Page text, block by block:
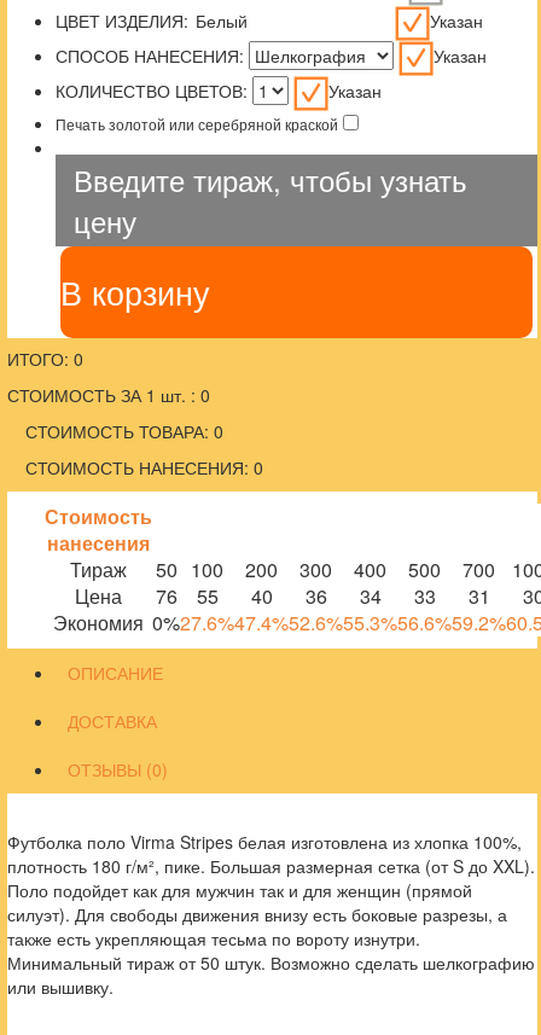
ЦВЕТ ИЗДЕЛИЯ:
Указан
СПОСОБ НАНЕСЕНИЯ:
Указан
КОЛИЧЕСТВО ЦВЕТОВ:
Указан
Печать золотой или серебряной краской
Введите тираж, чтобы узнать
цену
В корзину
ИТОГО: 0
СТОИМОСТЬ ЗА 1 шт. : 0
СТОИМОСТЬ ТОВАРА: 0
СТОИМОСТЬ НАНЕСЕНИЯ: 0
Стоимость
нанесения
Тираж
50 100 200 300 400 500 700
Цена
76 55 40 36 34 33 31
Экономия 0%27.6%47.4%52.6%55.3%56.6%59.2%
ОПИСАНИЕ
ДОСТАВКА
ОТЗЫВЫ (0)
Футболка поло Virma Stripes белая изготовлена из хлопка 100%,
плотность 180 г/м², пике. Большая размерная сетка (от S до XXL).
Поло подойдет как для мужчин так и для женщин (прямой
силуэт). Для свободы движения внизу есть боковые разрезы, а
также есть укрепляющая тесьма по вороту изнутри.
Минимальный тираж от 50 штук. Возможно сделать шелкографию
или вышивку.